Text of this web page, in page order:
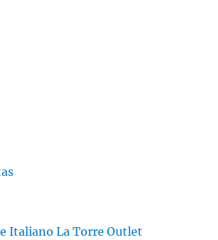
Italiano La Torre Outlet